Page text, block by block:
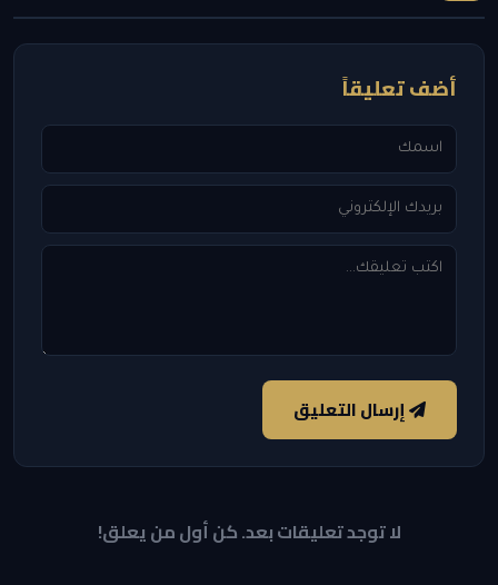
أضف تعليقاً
إرسال التعليق
لا توجد تعليقات بعد. كن أول من يعلق!